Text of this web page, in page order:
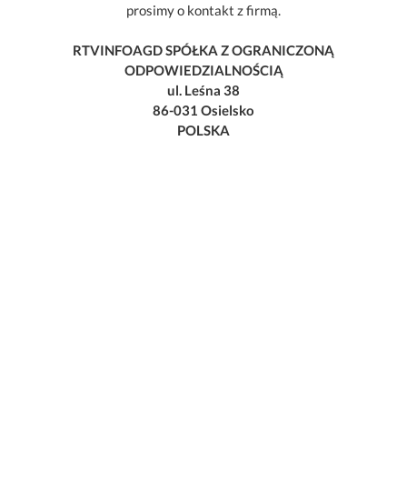
prosimy o kontakt z firmą.
RTVINFOAGD SPÓŁKA Z OGRANICZONĄ
ODPOWIEDZIALNOŚCIĄ
ul. Leśna 38
86-031 Osielsko
POLSKA